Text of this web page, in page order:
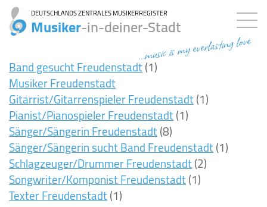
DEUTSCHLANDS ZENTRALES MUSIKERREGISTER
Musiker-in-deiner-Stadt
...music is my everlasting love
Band gesucht Freudenstadt(1)
Musiker Freudenstadt
Gitarrist/Gitarrenspieler Freudenstadt(1)
Pianist/Pianospieler Freudenstadt(1)
Sänger/Sängerin Freudenstadt(8)
Sänger/Sängerin sucht Band Freudenstadt(1)
Schlagzeuger/Drummer Freudenstadt(2)
Songwriter/Komponist Freudenstadt(1)
Texter Freudenstadt(1)